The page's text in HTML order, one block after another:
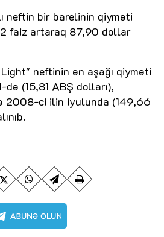
neftin bir barelinin qiyməti
faiz artaraq 87,90 dollar
neftinin ən aşağı qiyməti
(15,81 ABŞ dolları),
2008-ci ilin iyulunda (149,66